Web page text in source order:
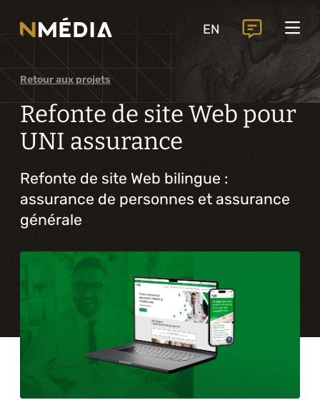
EN
Services
Services principaux
Analyse et conception numérique
Commercialisation numérique
Expérience mobile
Intelligence artificielle
Services complémentaires
Formations
Blogue
Retour aux projets
Refonte de site Web pour
UNI assurance
Refonte de site Web bilingue :
assurance de personnes et assurance
générale